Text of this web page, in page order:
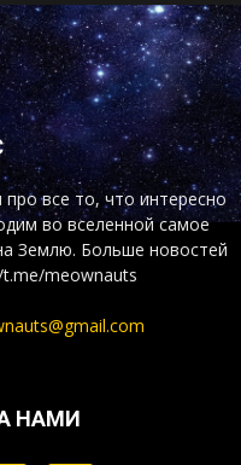
все то, что интересно
во вселенной самое
Землю. Больше новостей
meownauts
НАМИ